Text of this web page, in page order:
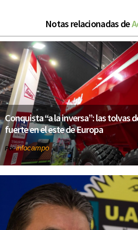
Notas relacionadas de
Conquista “a la inversa”: las tolvas
fuerte en el este de Europa
Porinfocampo